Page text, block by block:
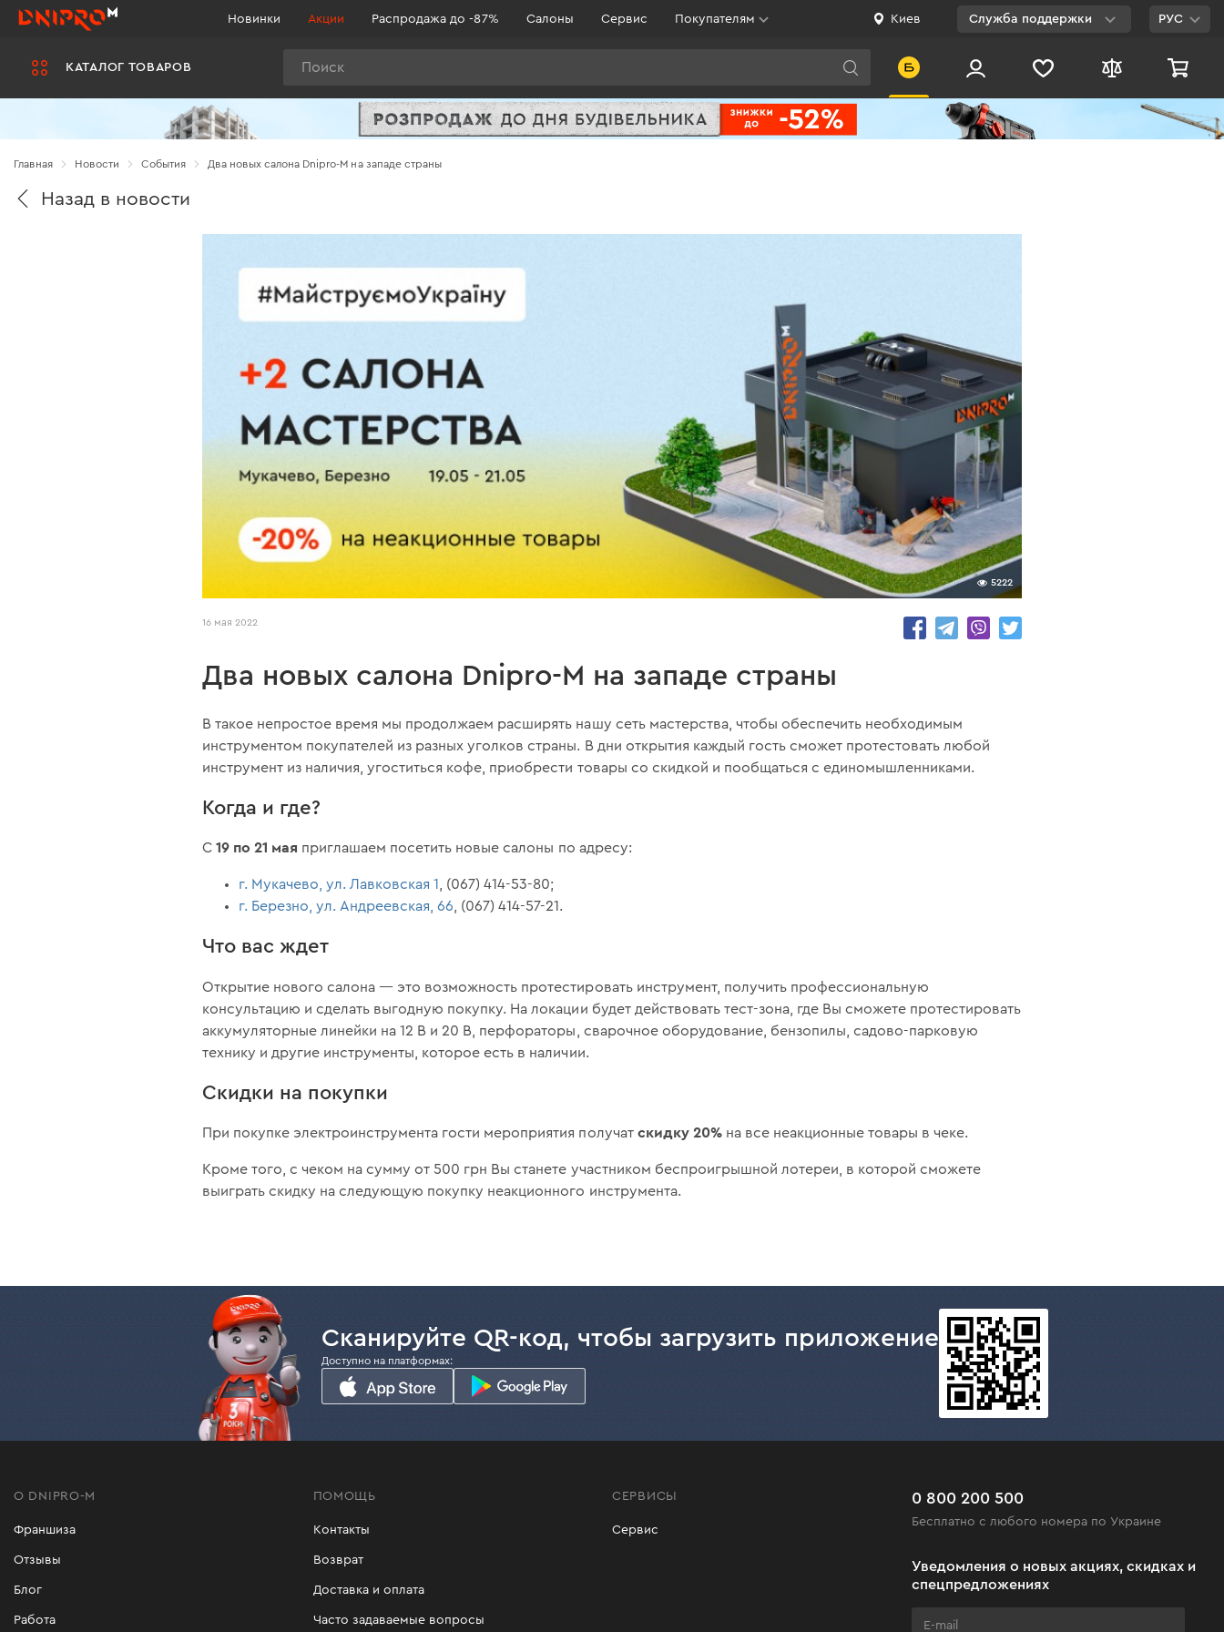
КАТАЛОГ ТОВАРОВ
Новинки Акции Распродажа до -87% Салоны Сервис Покупателям Киев Служба поддержки РУС
Главная Новости Cобытия Два новых салона Dnipro-M на западе страны
Назад в новости
5222
16 мая 2022
Два новых салона Dnipro-M на западе страны
В такое непростое время мы продолжаем расширять нашу сеть мастерства, чтобы обеспечить необходимым
инструментом покупателей из разных уголков страны. В дни открытия каждый гость сможет протестовать любой
инструмент из наличия, угоститься кофе, приобрести товары со скидкой и пообщаться с единомышленниками.
Когда и где?
С19 по 21 мая приглашаем посетить новые салоны по адресу:
г. Мукачево, ул. Лавковская 1
, (067) 414-53-80;
г. Березно, ул. Андреевская, 66 , (067) 414-57-21.
Что вас ждет
Открытие нового салона — это возможность протестировать инструмент, получить профессиональную
консультацию и сделать выгодную покупку. На локации будет действовать тест-зона, где Вы сможете протестировать
аккумуляторные линейки на 12 В и 20 В, перфораторы, сварочное оборудование, бензопилы, садово-парковую
технику и другие инструменты, которое есть в наличии.
Скидки на покупки
При покупке электроинструмента гости мероприятия получат скидку 20%на все неакционные товары в чеке.
Кроме того, с чеком на сумму от 500 грн Вы станете участником беспроигрышной лотереи, в которой сможете
выиграть скидку на следующую покупку неакционного инструмента.
Сканируйте QR-код, чтобы загрузить приложение
Доступно на платформах:
О DNIPRO-M
Франшиза
Отзывы
Блог
Работа
ПОМОЩЬ
Контакты
Возврат
Доставка и оплата
Часто задаваемые вопросы
СЕРВИСЫ
Сервис
0 800 200 500
Бесплатно с любого номера по Украине
Уведомления о новых акциях, скидках и
спецпредложениях